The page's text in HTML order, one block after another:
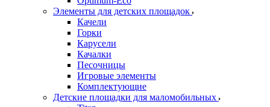
Элементы для детских площадок
Качели
Горки
Карусели
Качалки
Песочницы
Игровые элементы
Комплектующие
Детские площадки для маломобильных